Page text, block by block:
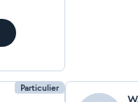
Particulier